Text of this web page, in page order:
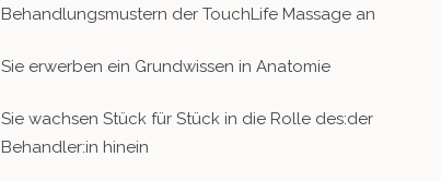
Behandlungsmustern der TouchLife Massage an
Sie erwerben ein Grundwissen in Anatomie
Sie wachsen Stück für Stück in die Rolle des:der
Behandler:in hinein